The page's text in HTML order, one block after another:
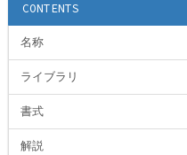
CONTENTS
名称
ライブラリ
書式
解説